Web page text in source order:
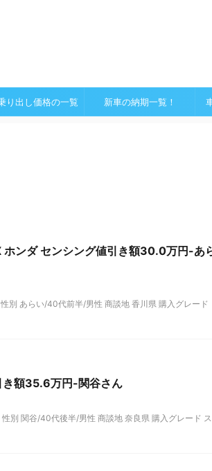
り出し価格の一覧 新車の納期一覧！
ホンダ センシング値引き額30.0万円-あ
別 あらい/40代前半/男性 商談地 香川県 購入グレード
き額35.6万円-関谷さん
別 関谷/40代後半/男性 商談地 奈良県 購入グレード ス